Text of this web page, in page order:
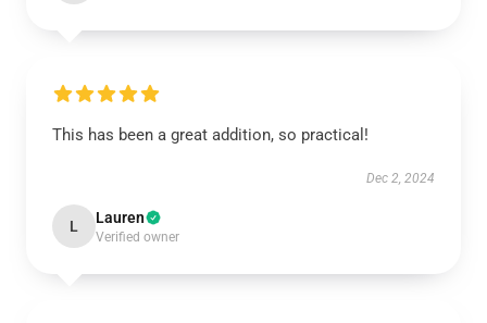
This has been a great addition, so practical!
Dec 2, 2024
L Lauren
Verified owner